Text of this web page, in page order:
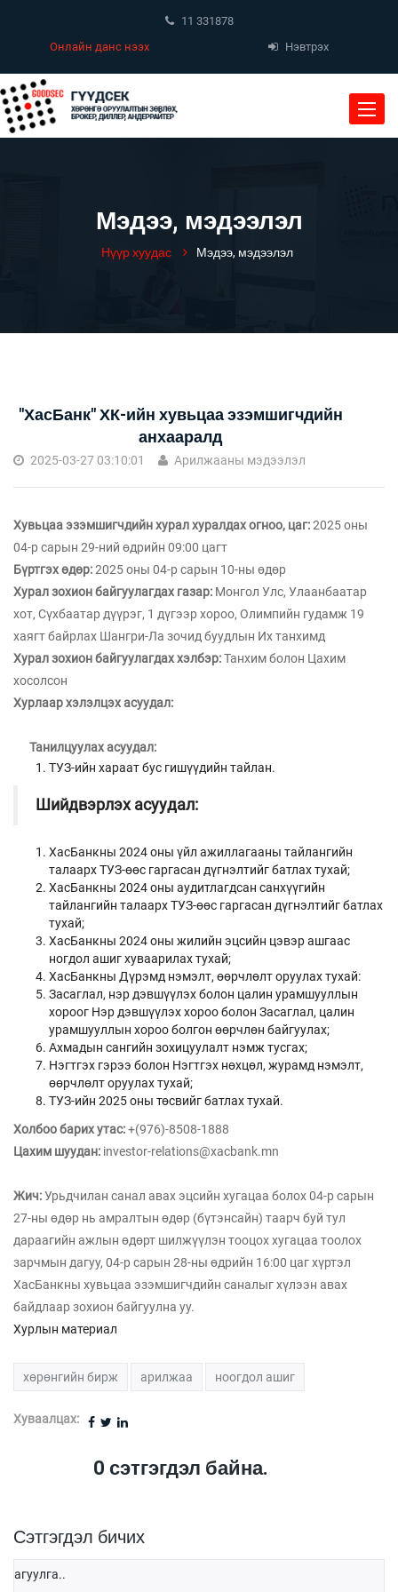
11 331878
Онлайн данс нээх
Нэвтрэх
Toggle
Мэдээ, мэдээлэл
Нүүр хуудас Мэдээ, мэдээлэл
"ХасБанк" ХК-ийн хувьцаа эзэмшигчдийн
анхааралд
2025-03-27 03:10:01 Арилжааны мэдээлэл
Хувьцаа эзэмшигчдийн хурал хуралдах огноо, цаг:2025 оны
04-р сарын 29-ний өдрийн 09:00 цагт
Бүртгэх өдөр:2025 оны 04-р сарын 10-ны өдөр
Хурал зохион байгуулагдах газар: Монгол Улс, Улаанбаатар
хот, Сүхбаатар дүүрэг, 1 дүгээр хороо, Олимпийн гудамж 19
хаягт байрлах Шангри-Ла зочид буудлын Их танхимд
Хурал зохион байгуулагдах хэлбэр:Танхим болон Цахим
хосолсон
Хурлаар хэлэлцэх асуудал:
Танилцуулах асуудал:
ТУЗ-ийн хараат бус гишүүдийн тайлан.
Шийдвэрлэх асуудал:
ХасБанкны 2024 оны үйл ажиллагааны тайлангийн
талаарх ТУЗ-өөс гаргасан дүгнэлтийг батлах тухай;
ХасБанкны 2024 оны аудитлагдсан санхүүгийн
тайлангийн талаарх ТУЗ-өөс гаргасан дүгнэлтийг батлах
тухай;
ХасБанкны 2024 оны жилийн эцсийн цэвэр ашгаас
ногдол ашиг хуваарилах тухай;
ХасБанкны Дүрэмд нэмэлт, өөрчлөлт оруулах тухай:
Засаглал, нэр дэвшүүлэх болон цалин урамшууллын
хороог Нэр дэвшүүлэх хороо болон Засаглал, цалин
урамшууллын хороо болгон өөрчлөн байгуулах;
Ахмадын сангийн зохицуулалт нэмж тусгах;
Нэгтгэх гэрээ болон Нэгтгэх нөхцөл, журамд нэмэлт,
өөрчлөлт оруулах тухай;
ТУЗ-ийн 2025 оны төсвийг батлах тухай.
Холбоо барих утас:+(976)-8508-1888
Цахим шуудан: investor-relations@xacbank.mn
Жич:Урьдчилан санал авах эцсийн хугацаа болох 04-р сарын
27-ны өдөр нь амралтын өдөр (бүтэнсайн) таарч буй тул
дараагийн ажлын өдөрт шилжүүлэн тооцох хугацаа тоолох
зарчмын дагуу, 04-р сарын 28-ны өдрийн 16:00 цаг хүртэл
ХасБанкны хувьцаа эзэмшигчдийн саналыг хүлээн авах
байдлаар зохион байгуулна уу.
Хурлын материал
хөрөнгийн бирж арилжаа ноогдол ашиг
Хуваалцах:
0сэтгэгдэл байна.
Сэтгэгдэл бичих